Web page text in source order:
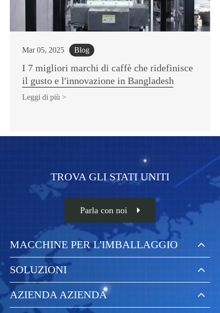
Mar 05, 2025 Blog
I 7 migliori marchi di caffè che ridefinisce
il gusto e l'innovazione in Bangladesh
Leggi di più >
TROVA GLI STATI UNITI
Parla con noi
MACCHINE PER L'IMBALLAGGIO
SOLUZIONI
AZIENDA AZIENDA